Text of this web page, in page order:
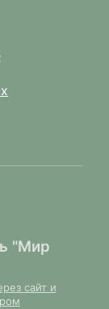
"Мир
сайт и